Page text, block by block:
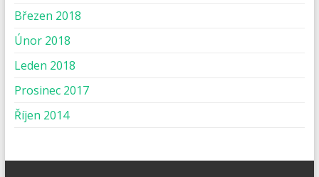
Březen 2018
Únor 2018
Leden 2018
Prosinec 2017
Říjen 2014